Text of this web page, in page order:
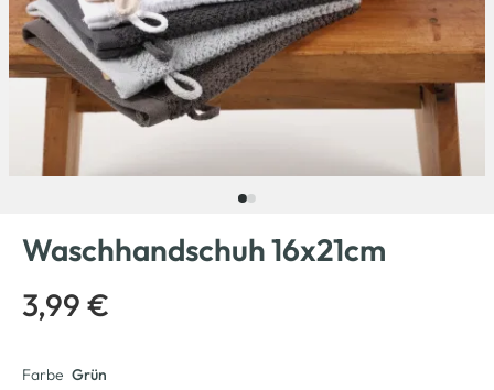
Waschhandschuh 16x21cm
3,99 €
Farbe Grün